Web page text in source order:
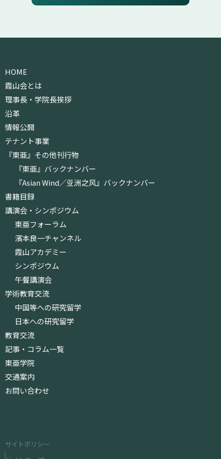
HOME
霞山会とは
理事長・学院長挨拶
沿革
情報公開
テナント事業
『東亜』その他刊行物
『東亜』バックナンバー
『Asian Wind／亚洲之风』バックナンバー
書籍目録
講演会・シンポジウム
東亜フォーラム
濱本良一チャンネル
霞山アカデミー
シンポジウム
午餐講演会
学術教育交流
中国等への研究留学
日本への研究留学
教育交流
記事・コラム一覧
東亜学院
交通案内
お問い合わせ
サイトポリシー